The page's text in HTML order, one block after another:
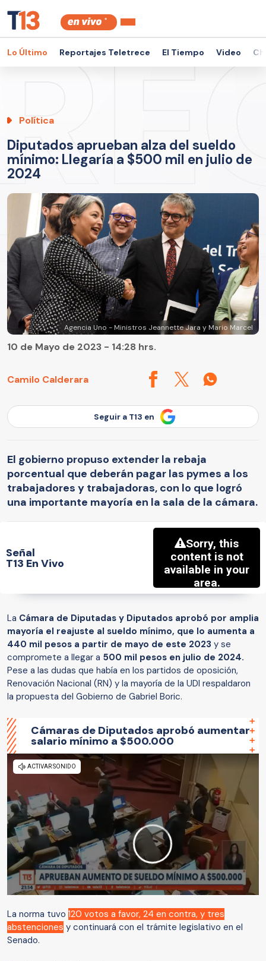
Lo Último Reportajes Teletrece El Tiempo Video
Política
Diputados aprueban alza del sueldo
mínimo: Llegaría a $500 mil en julio de
2024
Agencia Uno - Ministros Jeannette Jara y Mario Marcel
Camilo Calderara
10 de Mayo de 2023 - 14:28 hrs.
Seguir a T13 en
El gobierno propuso extender la rebaja
porcentual que deberán pagar las pymes a los
trabajadores y trabajadoras, con lo que logró
una importante mayoría en la sala de la cámara.
Señal
T13 En Vivo
La Cámara de Diputadas y Diputados aprobó por amplia
mayoría el reajuste al sueldo mínimo, que lo aumenta a
440 mil pesos a partir de mayo de este 2023 y se
compromete a llegar a 500 mil pesos en julio de 2024.
Pese a las dudas que había en los partidos de oposición,
Renovación Nacional (RN) y la mayoría de la UDI respaldaron
la propuesta del Gobierno de Gabriel Boric.
Cámaras de Diputados aprobó aumentar
salario mínimo a $500.000
La norma tuvo 120 votos a favor, 24 en contra, y tres
abstenciones y continuará con el trámite legislativo en el
Senado.